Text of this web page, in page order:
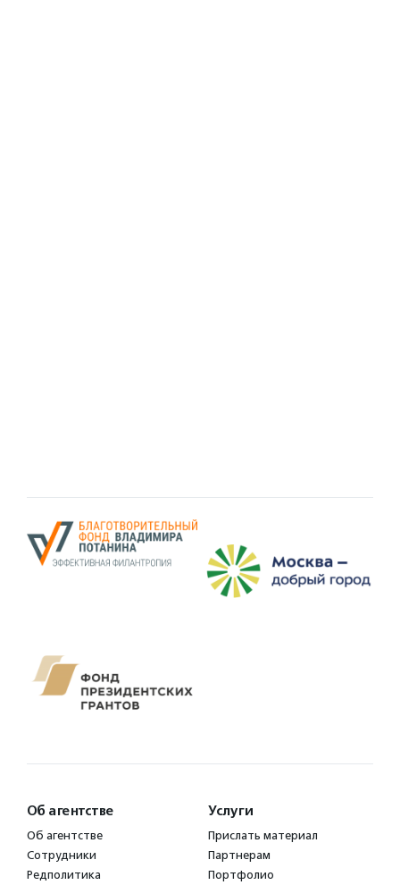
Об агентстве
Об агентстве
Сотрудники
Редполитика
Услуги
Прислать материал
Партнерам
Портфолио